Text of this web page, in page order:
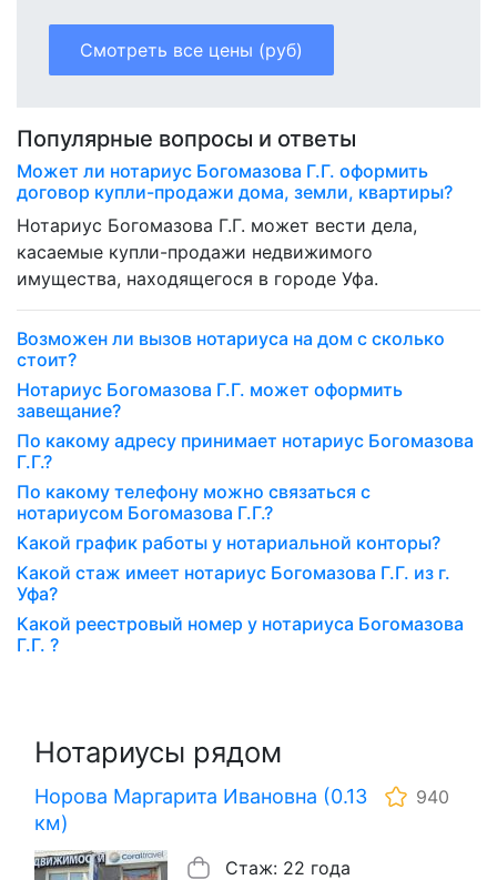
Смотреть все цены (руб)
Популярные вопросы и ответы
Может ли нотариус Богомазова Г.Г. оформить
договор купли-продажи дома, земли, квартиры?
Нотариус Богомазова Г.Г. может вести дела,
касаемые купли-продажи недвижимого
имущества, находящегося в городе Уфа.
Возможен ли вызов нотариуса на дом с сколько
стоит?
Нотариус Богомазова Г.Г. может оформить
завещание?
По какому адресу принимает нотариус Богомазова
Г.Г.?
По какому телефону можно связаться с
нотариусом Богомазова Г.Г.?
Какой график работы у нотариальной конторы?
Какой стаж имеет нотариус Богомазова Г.Г. из г.
Уфа?
Какой реестровый номер у нотариуса Богомазова
Г.Г. ?
Нотариусы рядом
Норова Маргарита Ивановна (0.13
км)
940
Стаж: 22 года